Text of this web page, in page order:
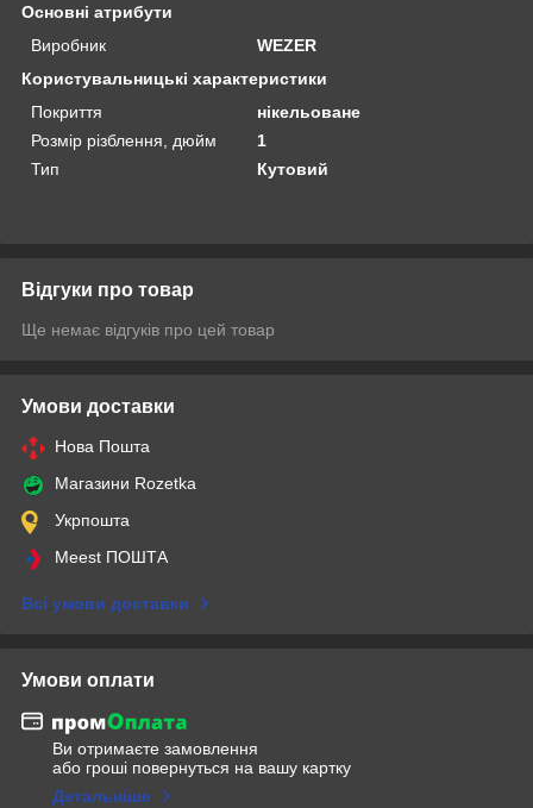
Основні атрибути
Виробник
WEZER
Користувальницькі характеристики
Покриття
нікельоване
Розмiр рiзблення, дюйм
1
Тип
Кутовий
Відгуки про товар
Ще немає відгуків про цей товар
Умови доставки
Нова Пошта
Магазини Rozetka
Укрпошта
Meest ПОШТА
Всі умови доставки
Умови оплати
Ви отримаєте замовлення
або гроші повернуться на вашу картку
Детальніше